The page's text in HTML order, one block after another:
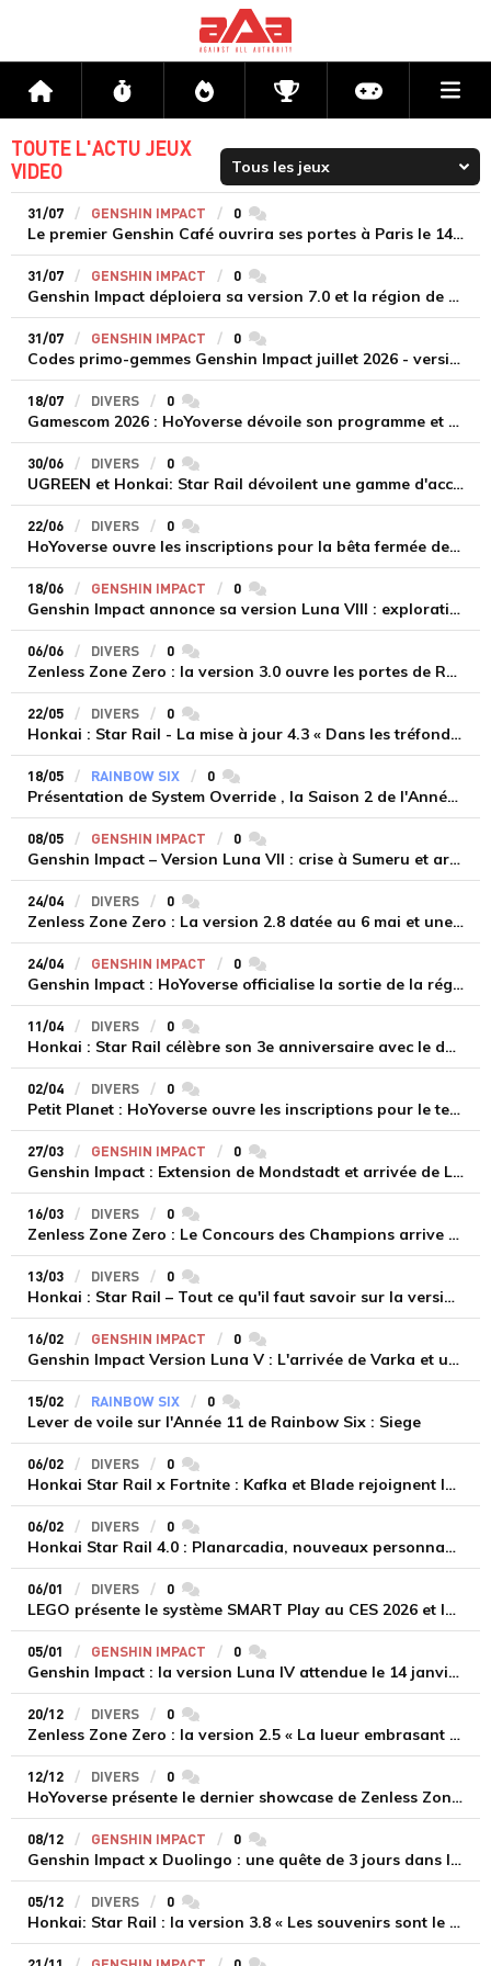
Accueil Flux Directs CompétitionsActu jeux
TOUTE L'ACTU JEUX
VIDEO
31/07 GENSHIN IMPACT 0 commentaires
Le premier Genshin Café ouvrira ses portes à Paris le 14 août
31/07 GENSHIN IMPACT 0 commentaires
Genshin Impact déploiera sa version 7.0 et la région de Snezhnaya le 12 août
31/07 GENSHIN IMPACT 0 commentaires
Codes primo-gemmes Genshin Impact juillet 2026 - version 7.0
18/07 DIVERS 0 commentaires
Gamescom 2026 : HoYoverse dévoile son programme et présente deux nouveaux jeux inédits
30/06 DIVERS 0 commentaires
UGREEN et Honkai: Star Rail dévoilent une gamme d'accessoires de recharge en édition limitée
22/06 DIVERS 0 commentaires
HoYoverse ouvre les inscriptions pour la bêta fermée de Honkai : Nexus Anima
18/06 GENSHIN IMPACT 0 commentaires
Genshin Impact annonce sa version Luna VIII : exploration lunaire et retour de Sandrone le 1er juillet
06/06 DIVERS 0 commentaires
Zenless Zone Zero : la version 3.0 ouvre les portes de Roscaelifer et débarque sur Steam
22/05 DIVERS 0 commentaires
Honkai : Star Rail - La mise à jour 4.3 « Dans les tréfonds du Léthé » dévoile son contenu et Blade Mortenax
18/05 RAINBOW SIX 0 commentaires
Présentation de System Override , la Saison 2 de l'Année 11 de Rainbow Six : Siege
08/05 GENSHIN IMPACT 0 commentaires
Genshin Impact – Version Luna VII : crise à Sumeru et arrivée de Nicole de l'Hexenzirkel le 20 mai
24/04 DIVERS 0 commentaires
Zenless Zone Zero : La version 2.8 datée au 6 mai et une arrivée prochaine sur Steam
24/04 GENSHIN IMPACT 0 commentaires
Genshin Impact : HoYoverse officialise la sortie de la région de Snezhnaya pour le 12 août 2026
11/04 DIVERS 0 commentaires
Honkai : Star Rail célèbre son 3e anniversaire avec le déploiement de la version 4.2 « Ainsi rirent les mortels »
02/04 DIVERS 0 commentaires
Petit Planet : HoYoverse ouvre les inscriptions pour le test de sa nouvelle simulation galactique cosy
27/03 GENSHIN IMPACT 0 commentaires
Genshin Impact : Extension de Mondstadt et arrivée de Linnea dans la version Luna VI
16/03 DIVERS 0 commentaires
Zenless Zone Zero : Le Concours des Champions arrive avec la version 2.7 le 24 mars
13/03 DIVERS 0 commentaires
Honkai : Star Rail – Tout ce qu'il faut savoir sur la version 4.1 « Débâcle à l'aurore »
16/02 GENSHIN IMPACT 0 commentaires
Genshin Impact Version Luna V : L'arrivée de Varka et un retour nostalgique à Mondstadt le 25 février.
15/02 RAINBOW SIX 0 commentaires
Lever de voile sur l'Année 11 de Rainbow Six : Siege
06/02 DIVERS 0 commentaires
Honkai Star Rail x Fortnite : Kafka et Blade rejoignent le combat le 26 février
06/02 DIVERS 0 commentaires
Honkai Star Rail 4.0 : Planarcadia, nouveaux personnages et récompenses massives dès le 13 février
06/01 DIVERS 0 commentaires
LEGO présente le système SMART Play au CES 2026 et lance trois sets Star Wars
05/01 GENSHIN IMPACT 0 commentaires
Genshin Impact : la version Luna IV attendue le 14 janvier avec Columbina, Zibai et le retour du Festival des lanternes
20/12 DIVERS 0 commentaires
Zenless Zone Zero : la version 2.5 « La lueur embrasant la nuit » sort le 30 décembre
12/12 DIVERS 0 commentaires
HoYoverse présente le dernier showcase de Zenless Zone Zero aux TGA 2025
08/12 GENSHIN IMPACT 0 commentaires
Genshin Impact x Duolingo : une quête de 3 jours dans l’application pour débloquer des récompenses en jeu
05/12 DIVERS 0 commentaires
Honkai: Star Rail : la version 3.8 « Les souvenirs sont le prélude aux rêves » annoncée